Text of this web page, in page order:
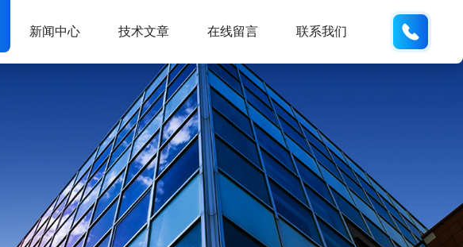
新闻中心 技术文章 在线留言 联系我们